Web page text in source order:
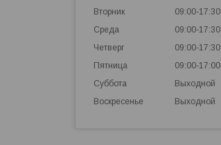
Вторник
09:00-17:30
Среда
09:00-17:30
Четверг
09:00-17:30
Пятница
09:00-17:00
Суббота
Выходной
Воскресенье
Выходной